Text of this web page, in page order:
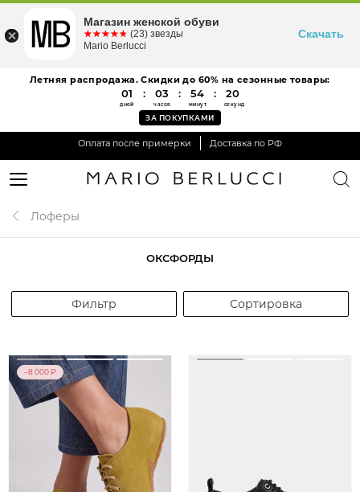
Летняя распродажа. Скидки до 60% на сезонные товары:
01
дней
: 03
часов
: 54
минут
: 20
секунд
ЗА ПОКУПКАМИ
Оплата после примерки Доставка по РФ
Лоферы
ОКСФОРДЫ
Фильтр Сортировка
–8 000 ₽
Магазин женской обуви
☆☆☆☆☆
★★★★★ (23) звезды
Mario Berlucci
Скачать